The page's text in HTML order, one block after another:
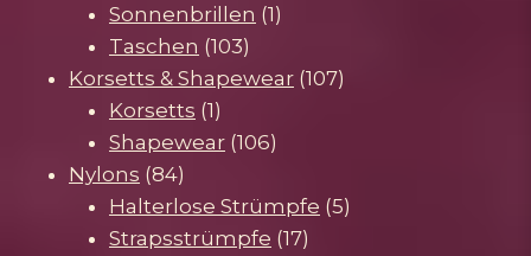
Produkte
Sonnenbrillen 11
Taschen 103103
Produkte
Korsetts & Shapewear 107107
Korsetts 11
Produkt
Shapewear 106106
Nylons 8484
Produkte
Halterlose Strümpfe 55
Strapsstrümpfe 1717